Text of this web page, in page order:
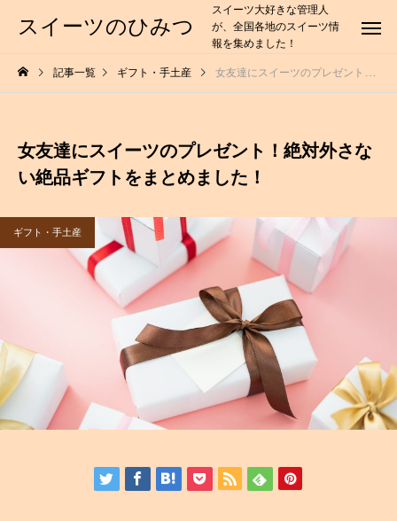
スイーツのひみつ
スイーツ大好きな管理人
が、全国各地のスイーツ情
報を集めました！
記事一覧 ギフト・手土産 女友達にスイーツのプレゼント！絶対外さない絶品ギフトをまとめました！
女友達にスイーツのプレゼント！絶対外さな
い絶品ギフトをまとめました！
ギフト・手土産